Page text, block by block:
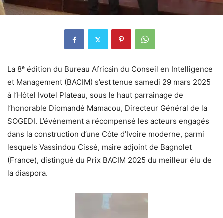
La 8ᵉ édition du Bureau Africain du Conseil en Intelligence
et Management (BACIM) s’est tenue samedi 29 mars 2025
à l’Hôtel Ivotel Plateau, sous le haut parrainage de
l’honorable Diomandé Mamadou, Directeur Général de la
SOGEDI. L’événement a récompensé les acteurs engagés
dans la construction d’une Côte d’Ivoire moderne, parmi
lesquels Vassindou Cissé, maire adjoint de Bagnolet
(France), distingué du Prix BACIM 2025 du meilleur élu de
la diaspora.